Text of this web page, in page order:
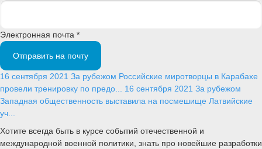
Электронная почта *
Отправить на почту
16 сентября 2021 За рубежом Российские миротворцы в Карабахе
провели тренировку по предо... 16 сентября 2021 За рубежом
Западная общественность выставила на посмешище Латвийские
уч...
Хотите всегда быть в курсе событий отечественной и
международной военной политики, знать про новейшие разработки